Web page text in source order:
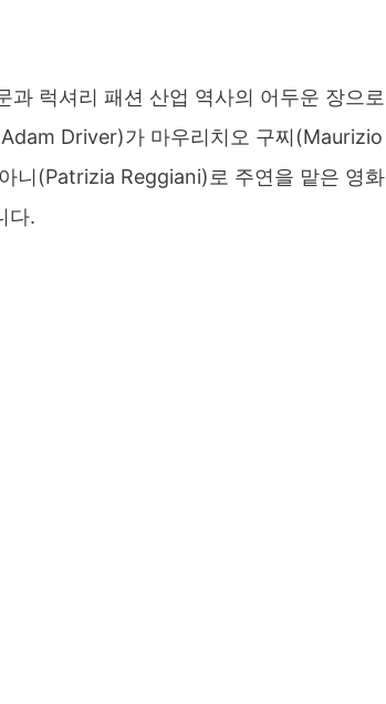
럭셔리 패션 산업 역사의 어두운 장으로
Driver)가 마우리치오 구찌(Maurizio
니(Patrizia Reggiani)로 주연을 맡은 영화
다.